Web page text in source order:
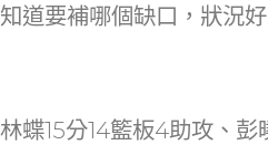
知道要補哪個缺口，狀況
蝶15分14籃板4助攻、